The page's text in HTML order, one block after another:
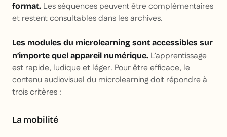
format. Les séquences peuvent être complémentaires
et restent consultables dans les archives.
Les modules du microlearning sont accessibles sur
n’importe quel appareil numérique. L’apprentissage
est rapide, ludique et léger. Pour être efficace, le
contenu audiovisuel du microlearning doit répondre à
trois critères :
La mobilité